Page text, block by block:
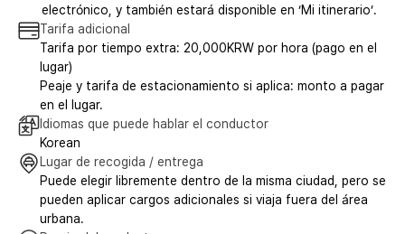
electrónico, y también estará disponible en ‘Mi itinerario’.
Tarifa adicional
Tarifa por tiempo extra: 20,000KRW por hora (pago en el
lugar)
Peaje y tarifa de estacionamiento si aplica: monto a pagar
en el lugar.
Idiomas que puede hablar el conductor
Korean
Lugar de recogida / entrega
Puede elegir libremente dentro de la misma ciudad, pero se
pueden aplicar cargos adicionales si viaja fuera del área
urbana.